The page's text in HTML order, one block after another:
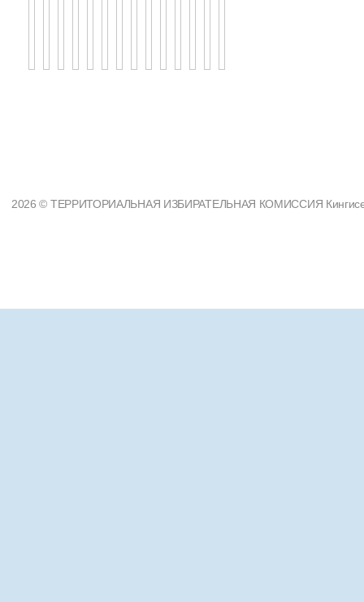
2026 © ТЕРРИТОРИАЛЬНАЯ ИЗБИРАТЕЛЬНАЯ КОМИССИЯ